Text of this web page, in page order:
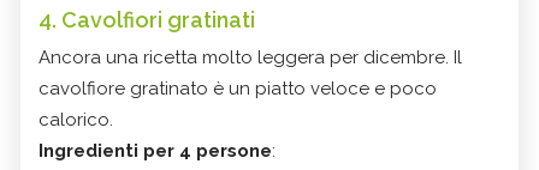
4. Cavolfiori gratinati
Ancora una ricetta molto leggera per dicembre. Il
cavolfiore gratinato è un piatto veloce e poco
calorico.
Ingredienti per 4 persone: